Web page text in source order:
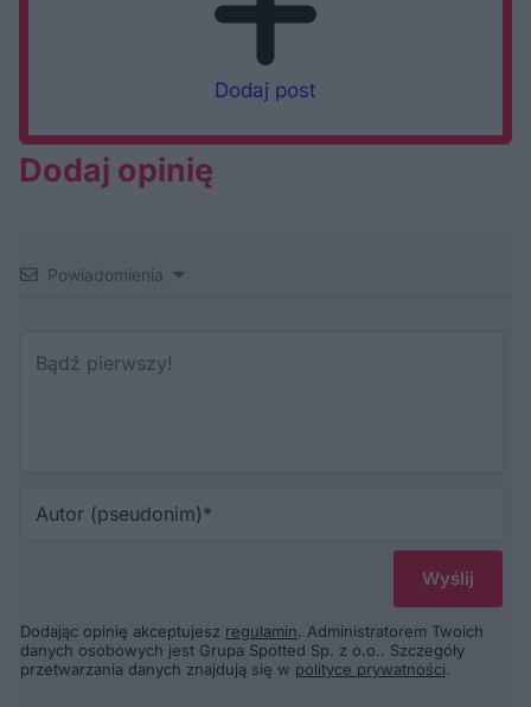
Dodaj post
Dodaj opinię
Powiadomienia
Dodając opinię akceptujesz regulamin. Administratorem Twoich
danych osobowych jest Grupa Spotted Sp. z o.o.. Szczegóły
przetwarzania danych znajdują się w polityce prywatności.